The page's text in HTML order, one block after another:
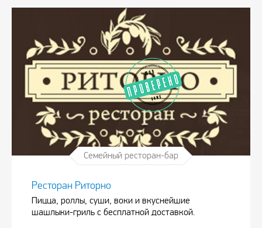
Семейный ресторан-бар
Ресторан Риторно
Пицца, роллы, суши, воки и вкуснейшие
шашлыки-гриль с бесплатной доставкой.